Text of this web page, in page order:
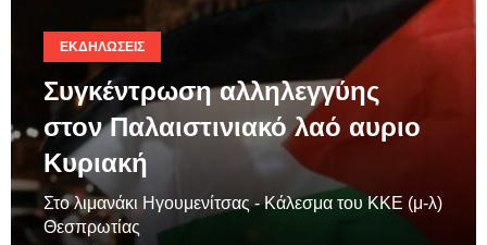
ΕΚΔΗΛΏΣΕΙΣ
Συγκέντρωση αλληλεγγύης
στον Παλαιστινιακό λαό αυριο
Κυριακή
Στο λιμανάκι Ηγουμενίτσας - Κάλεσμα του ΚΚΕ (μ-λ)
Θεσπρωτίας